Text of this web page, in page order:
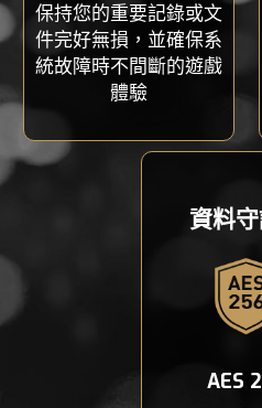
保持您的重要記錄或文
件完好無損，並確保系
統故障時不間斷的遊戲
體驗
資料
AES